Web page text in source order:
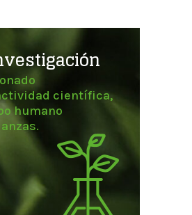
científica,
humano